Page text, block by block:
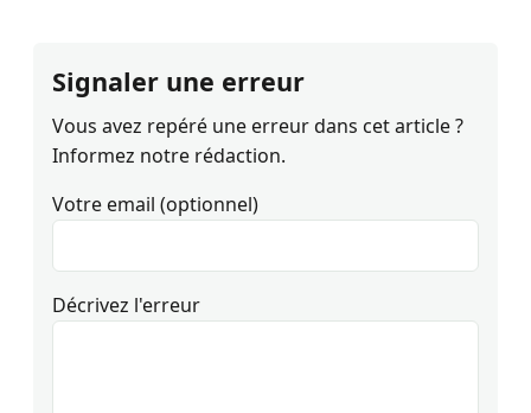
Signaler une erreur
Vous avez repéré une erreur dans cet article ?
Informez notre rédaction.
Votre email (optionnel)
Décrivez l'erreur